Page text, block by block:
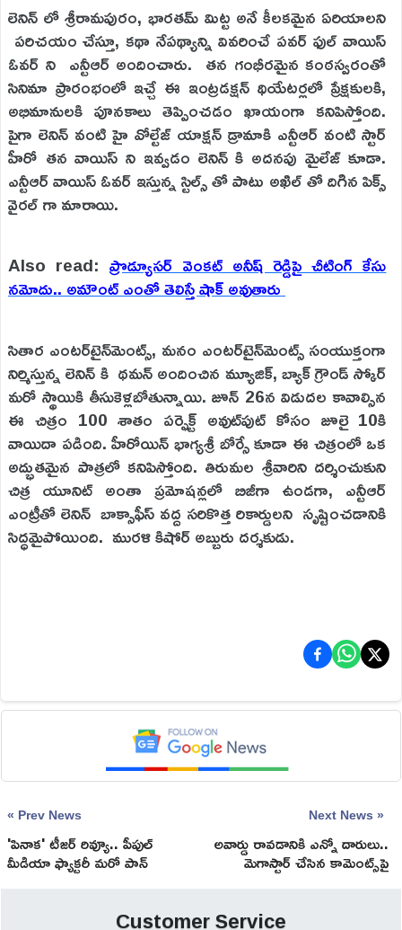
లెనిన్ లో శ్రీరామపురం, భారతమ్ మిట్ట అనే కీలకమైన ఏరియాలని
పరిచయం చేస్తూ, కథా నేపథ్యాన్ని వివరించే పవర్ ఫుల్ వాయిస్
ఓవర్ ని ఎన్టీఆర్ అందించారు. తన గంభీరమైన కంఠస్వరంతో
సినిమా ప్రారంభంలో ఇచ్చే ఈ ఇంట్రడక్షన్ థియేటర్లలో ప్రేక్షకులకి,
అభిమానులకి పూనకాలు తెప్పించడం ఖాయంగా కనిపిస్తోంది.
పైగా లెనిన్ వంటి హై వోల్టేజ్ యాక్షన్ డ్రామాకి ఎన్టీఆర్ వంటి స్టార్
హీరో తన వాయిస్ ని ఇవ్వడం లెనిన్ కి అదనపు మైలేజ్ కూడా.
ఎన్టీఆర్ వాయిస్ ఓవర్ ఇస్తున్న స్టిల్స్ తో పాటు అఖిల్ తో దిగిన పిక్స్
వైరల్ గా మారాయి.
Also read:ప్రొడ్యూసర్ వెంకట్ అనీష్ రెడ్డిపై చీటింగ్ కేసు
నమోదు.. అమౌంట్ ఎంతో తెలిస్తే షాక్ అవుతారు
సితార ఎంటర్‌టైన్‌మెంట్స్, మనం ఎంటర్‌టైన్‌మెంట్స్ సంయుక్తంగా
నిర్మిస్తున్న లెనిన్ కి థమన్ అందించిన మ్యూజిక్, బ్యాక్ గ్రౌండ్ స్కోర్
మరో స్థాయికి తీసుకెళ్లబోతున్నాయి. జూన్ 26న విడుదల కావాల్సిన
ఈ చిత్రం 100 శాతం పర్ఫెక్ట్ అవుట్‌పుట్ కోసం జూలై 10కి
వాయిదా పడింది. హీరోయిన్ భాగ్యశ్రీ బోర్సే కూడా ఈ చిత్రంలో ఒక
అద్భుతమైన పాత్రలో కనిపిస్తోంది. తిరుమల శ్రీవారిని దర్శించుకుని
చిత్ర యూనిట్ అంతా ప్రమోషన్లలో బిజీగా ఉండగా, ఎన్టీఆర్
ఎంట్రీతో లెనిన్ బాక్సాఫీస్ వద్ద సరికొత్త రికార్డులని సృష్టించడానికి
సిద్ధమైపోయింది. మురళి కిషోర్ అబ్బురు దర్శకుడు.
« Prev News
'పినాక' టీజర్ రివ్యూ.. పీపుల్
మీడియా ఫ్యాక్టరీ మరో పాన్
ఇండియా వండర్.!
Next News »
అవార్డు రావ‌డానికి ఎన్నో దారులు..
మెగాస్టార్ చేసిన కామెంట్స్‌పై
న‌ట‌కిరీటి రియాక్ష‌న్‌.!
Customer Service